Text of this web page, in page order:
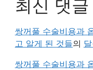
최신 댓글
쌍꺼풀 수술비용과
고 알게 된 것들의
쌍꺼풀 수술비용과